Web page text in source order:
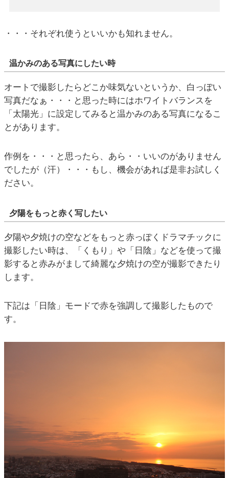
・・・それぞれ使うといいかも知れません。
温かみのある写真にしたい時
オートで撮影したらどこか味気ないというか、白っぽい
写真だなぁ・・・と思った時にはホワイトバランスを
「太陽光」に設定してみると温かみのある写真になるこ
とがあります。
作例を・・・と思ったら、あら・・いいのがありません
でしたが（汗）・・・もし、機会があれば是非お試しく
ださい。
夕陽をもっと赤く写したい
夕陽や夕焼けの空などをもっと赤っぽくドラマチックに
撮影したい時は、「くもり」や「日陰」などを使って撮
影すると赤みがまして綺麗な夕焼けの空が撮影できたり
します。
下記は「日陰」モードで赤を強調して撮影したもので
す。